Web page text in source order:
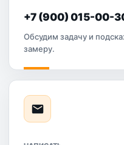
+7 (900) 015-00-
Обсудим задачу и
замеру.